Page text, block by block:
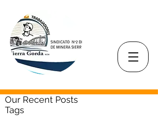
Our Recent Posts
Tags